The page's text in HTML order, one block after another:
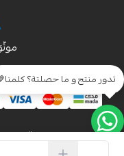
الحقوق
تدور منتج و ما حصلتة؟